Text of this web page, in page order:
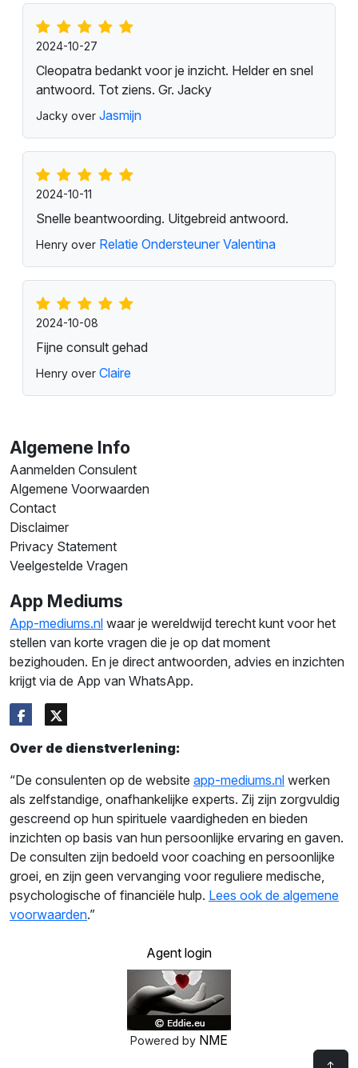
2024-10-27
Cleopatra bedankt voor je inzicht. Helder en snel
antwoord. Tot ziens. Gr. Jacky
Jacky over Jasmijn
2024-10-11
Snelle beantwoording. Uitgebreid antwoord.
Henry over Relatie Ondersteuner Valentina
2024-10-08
Fijne consult gehad
Henry over Claire
Algemene Info
Aanmelden Consulent
Algemene Voorwaarden
Contact
Disclaimer
Privacy Statement
Veelgestelde Vragen
App Mediums
App-mediums.nl waar je wereldwijd terecht kunt voor het
stellen van korte vragen die je op dat moment
bezighouden. En je direct antwoorden, advies en inzichten
krijgt via de App van WhatsApp.
Over de dienstverlening:
“De consulenten op de website app-mediums.nl werken
als zelfstandige, onafhankelijke experts. Zij zijn zorgvuldig
gescreend op hun spirituele vaardigheden en bieden
inzichten op basis van hun persoonlijke ervaring en gaven.
De consulten zijn bedoeld voor coaching en persoonlijke
groei, en zijn geen vervanging voor reguliere medische,
psychologische of financiële hulp. Lees ook de algemene
voorwaarden.”
Agent login
Powered by NME